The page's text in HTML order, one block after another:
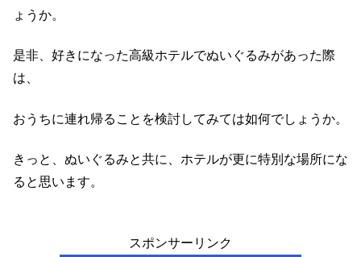
ょうか。
是非、好きになった高級ホテルでぬいぐるみがあった際
は、
おうちに連れ帰ることを検討してみては如何でしょうか。
きっと、ぬいぐるみと共に、ホテルが更に特別な場所にな
ると思います。
スポンサーリンク